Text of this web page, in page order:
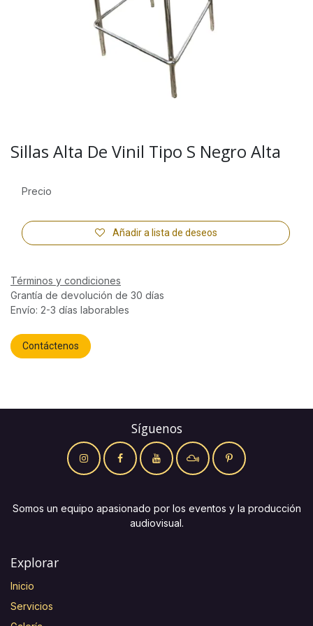
Sillas Alta De Vinil Tipo S Negro Alta
Añadir a lista de deseos
Precio
Términos y condiciones
Grantía de devolución de 30 días
Envío: 2-3 días laborables
Contáctenos
Síguenos
Somos un equipo apasionado por los eventos y la producción
audiovisual.
Explorar
Inicio
Servicios